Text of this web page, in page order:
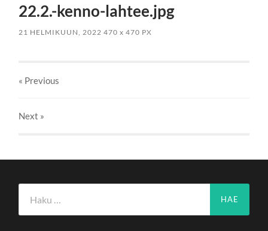
22.2.-kenno-lahtee.jpg
21 HELMIKUUN, 2022 470x 470 PX
« Previous
Next »